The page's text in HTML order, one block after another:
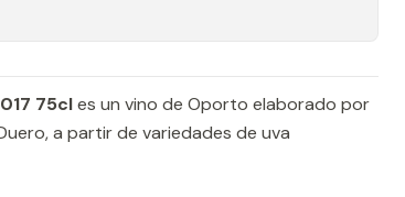
75cles un vino de Oporto elaborado por
a partir de variedades de uva